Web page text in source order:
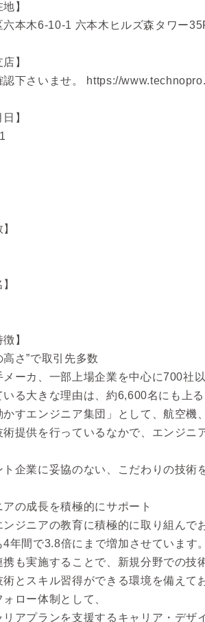
】
六本木6-10-1 六本木ヒルズ森タワー
】
認下さいませ。 https://
】
】
さ”で取引先多数
メーカ、一部上場企業を中心に700社
る大きな理由は、約6,600名にも上
かすエンジニア集団」として、航空
術提供を行っているなかで、エンジ
ト企業に妥協のない、こだわりの技術
の成長を積極的にサポート
ンジニアの教育に積極的に取り組んで
年間で3.8倍にまで増加させています。
携も実施することで、新規分野での技
とスキル習得ができる環境を備えて
ロー体制として、
リアプランを支援するキャリア・デ